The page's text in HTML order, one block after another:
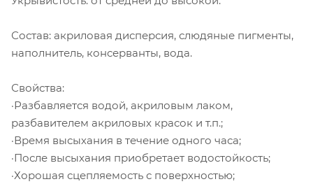
Состав: акриловая дисперсия, слюдяные пигменты,
наполнитель, консерванты, вода.
Свойства:
·Разбавляется водой, акриловым лаком,
разбавителем акриловых красок и т.п.;
·Время высыхания в течение одного часа;
·После высыхания приобретает водостойкость;
·Хорошая сцепляемость с поверхностью;